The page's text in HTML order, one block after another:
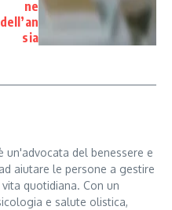
ne
dell’an
sia
un'advocata del benessere e
aiutare le persone a gestire
quotidiana. Con un
e salute olistica,